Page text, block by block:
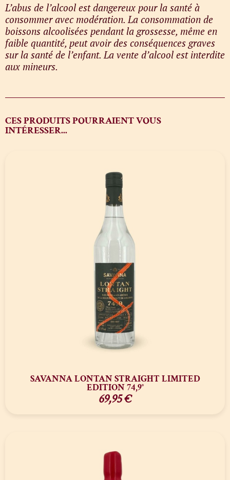
L’abus de l’alcool est dangereux pour la santé à
consommer avec modération. La consommation de
boissons alcoolisées pendant la grossesse, même en
faible quantité, peut avoir des conséquences graves
sur la santé de l’enfant. La vente d’alcool est interdite
aux mineurs.
CES PRODUITS POURRAIENT VOUS
INTÉRESSER...
SAVANNA LONTAN STRAIGHT LIMITED
EDITION 74,9°
69,95€